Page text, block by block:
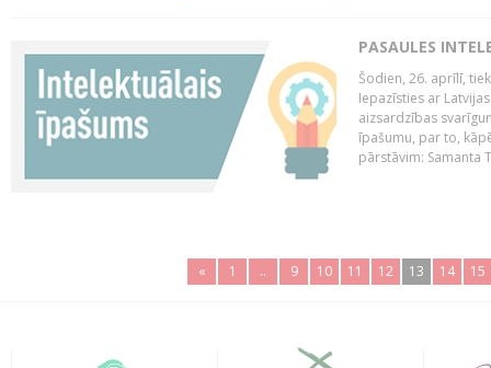
PASAULES
Šodien, 26. aprīlī,
Iepazīsties ar
aizsardzības
īpašumu, par to,
pārstāvim: Samanta
« 1 .. 9 10 11 12 13 14 15